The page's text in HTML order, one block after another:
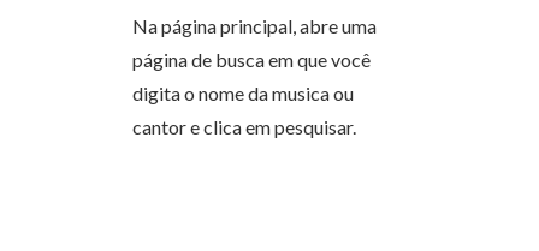
Na página principal, abre uma
página de busca em que você
digita o nome da musica ou
cantor e clica em pesquisar.